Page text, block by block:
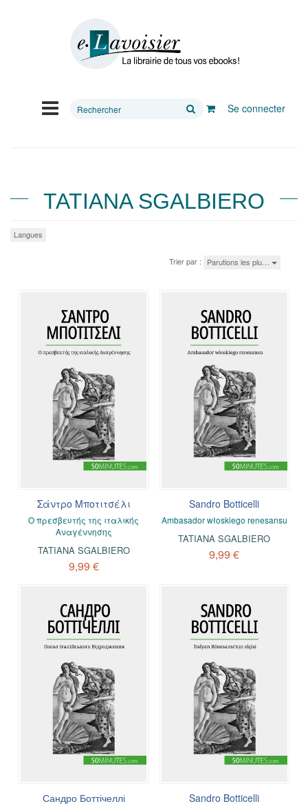
Rechercher
Se connecter
TATIANA SGALBIERO
Langues
Trier par : Parutions les plu…
Σάντρο Μποτιτσέλι
Ο πρεσβευτής της ιταλικής
Αναγέννησης
TATIANA SGALBIERO
9,99 €
Sandro Botticelli
Ambasador włoskiego renesansu
TATIANA SGALBIERO
9,99 €
Сандро Боттічеллі Sandro Botticelli